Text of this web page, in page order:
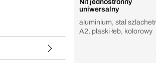
Nit jednostronny
uniwersalny
aluminium, stal
A2, płaski łeb, kolorowy